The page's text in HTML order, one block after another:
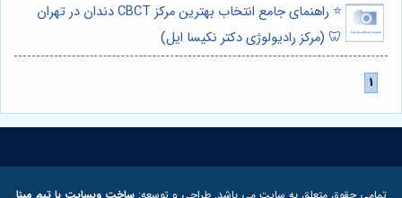
⭐️ راهنمای جامع انتخاب بهترین مرکز CBCT دندان در تهران
🦷 (مرکز رادیولوژی دکتر نکیسا ایل)
تمامی حقوق متعلق به سایت می باشد. طراحی و توسعه:ساخت وبسایت با تیم مبنا